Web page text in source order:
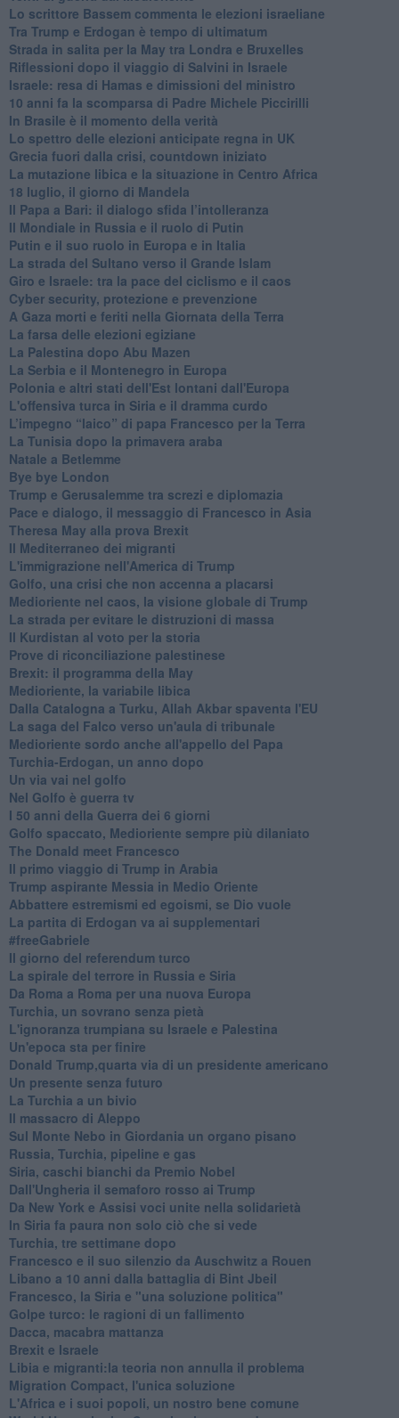
Lo scrittore Bassem commenta le elezioni israeliane
Tra Trump e Erdogan è tempo di ultimatum
Strada in salita per la May tra Londra e Bruxelles
Riflessioni dopo il viaggio di Salvini in Israele
Israele: resa di Hamas e dimissioni del ministro
10 anni fa la scomparsa di Padre Michele Piccirilli
In Brasile è il momento della verità
Lo spettro delle elezioni anticipate regna in UK
Grecia fuori dalla crisi, countdown iniziato
La mutazione libica e la situazione in Centro Africa
18 luglio, il giorno di Mandela
Il Papa a Bari: il dialogo sfida l’intolleranza
Il Mondiale in Russia e il ruolo di Putin
Putin e il suo ruolo in Europa e in Italia
La strada del Sultano verso il Grande Islam
Giro e Israele: tra la pace del ciclismo e il caos
Cyber security, protezione e prevenzione
A Gaza morti e feriti nella Giornata della Terra
La farsa delle elezioni egiziane
La Palestina dopo Abu Mazen
La Serbia e il Montenegro in Europa
Polonia e altri stati dell'Est lontani dall'Europa
L'offensiva turca in Siria e il dramma curdo
L’impegno “laico” di papa Francesco per la Terra
La Tunisia dopo la primavera araba
Natale a Betlemme
Bye bye London
Trump e Gerusalemme tra screzi e diplomazia
Pace e dialogo, il messaggio di Francesco in Asia
Theresa May alla prova Brexit
Il Mediterraneo dei migranti
L'immigrazione nell'America di Trump
Golfo, una crisi che non accenna a placarsi
Medioriente nel caos, la visione globale di Trump
La strada per evitare le distruzioni di massa
Il Kurdistan al voto per la storia
Prove di riconciliazione palestinese
Brexit: il programma della May
Medioriente, la variabile libica
Dalla Catalogna a Turku, Allah Akbar spaventa l'EU
La saga del Falco verso un'aula di tribunale
Medioriente sordo anche all'appello del Papa
Turchia-Erdogan, un anno dopo
Un via vai nel golfo
Nel Golfo è guerra tv
I 50 anni della Guerra dei 6 giorni
Golfo spaccato, Medioriente sempre più dilaniato
The Donald meet Francesco
Il primo viaggio di Trump in Arabia
Trump aspirante Messia in Medio Oriente
Abbattere estremismi ed egoismi, se Dio vuole
La partita di Erdogan va ai supplementari
#freeGabriele
Il giorno del referendum turco
La spirale del terrore in Russia e Siria
Da Roma a Roma per una nuova Europa
Turchia, un sovrano senza pietà
L'ignoranza trumpiana su Israele e Palestina
Un'epoca sta per finire
Donald Trump,quarta via di un presidente americano
Un presente senza futuro
La Turchia a un bivio
Il massacro di Aleppo
Sul Monte Nebo in Giordania un organo pisano
Russia, Turchia, pipeline e gas
Siria, caschi bianchi da Premio Nobel
Dall'Ungheria il semaforo rosso ai Trump
Da New York e Assisi voci unite nella solidarietà
In Siria fa paura non solo ciò che si vede
Turchia, tre settimane dopo
Francesco e il suo silenzio da Auschwitz a Rouen
Libano a 10 anni dalla battaglia di Bint Jbeil
Francesco, la Siria e "una soluzione politica"
Golpe turco: le ragioni di un fallimento
Dacca, macabra mattanza
Brexit e Israele
Libia e migranti:la teoria non annulla il problema
Migration Compact, l'unica soluzione
L'Africa e i suoi popoli, un nostro bene comune